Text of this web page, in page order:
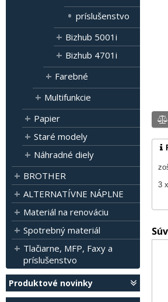
príslušenstvo
Bizhub 5001i
Bizhub 4701i
Farebné
Multifunkcie
Papier
Staré modely
Náhradné diely
BROTHER
ALTERNATÍVNE NÁPLNE
Materiál na renováciu
Spotrebný materiál
Tlačiarne, MFP, Faxy a
príslušenstvo
Produktové novinky
3